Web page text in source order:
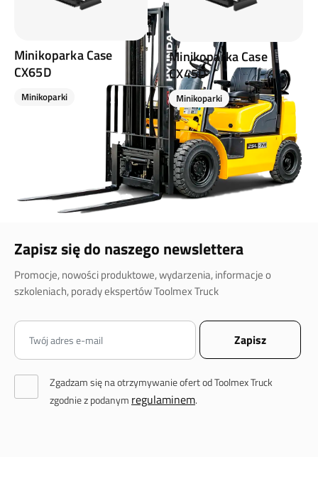
Minikoparka Case
CX65D
Minikoparki
Minikoparka Case
CX45D
Minikoparki
Zapisz się do naszego newslettera
Promocje, nowości produktowe, wydarzenia, informacje o
szkoleniach, porady ekspertów Toolmex Truck
Zgadzam się na otrzymywanie ofert od Toolmex Truck
zgodnie z podanym regulaminem.